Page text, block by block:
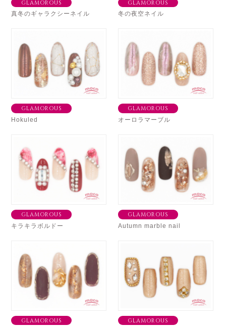
GLAMOROUS
真冬のギャラクシーネイル
GLAMOROUS
冬の夜空ネイル
GLAMOROUS
Hokuled
GLAMOROUS
オーロラマーブル
GLAMOROUS
キラキラボルドー
GLAMOROUS
Autumn marble nail
GLAMOROUS GLAMOROUS